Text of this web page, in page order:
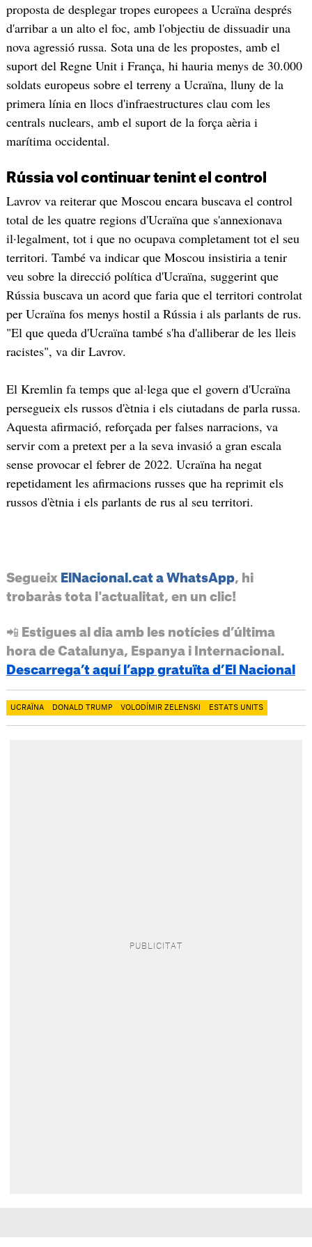
proposta de desplegar tropes europees a Ucraïna després
d'arribar a un alto el foc, amb l'objectiu de dissuadir una
nova agressió russa. Sota una de les propostes, amb el
suport del Regne Unit i França, hi hauria menys de 30.000
soldats europeus sobre el terreny a Ucraïna, lluny de la
primera línia en llocs d'infraestructures clau com les
centrals nuclears, amb el suport de la força aèria i
marítima occidental.
Rússia vol continuar tenint el control
Lavrov va reiterar que Moscou encara buscava el control
total de les quatre regions d'Ucraïna que s'annexionava
il·legalment, tot i que no ocupava completament tot el seu
territori. També va indicar que Moscou insistiria a tenir
veu sobre la direcció política d'Ucraïna, suggerint que
Rússia buscava un acord que faria que el territori controlat
per Ucraïna fos menys hostil a Rússia i als parlants de rus.
"El que queda d'Ucraïna també s'ha d'alliberar de les lleis
racistes", va dir Lavrov.
El Kremlin fa temps que al·lega que el govern d'Ucraïna
persegueix els russos d'ètnia i els ciutadans de parla russa.
Aquesta afirmació, reforçada per falses narracions, va
servir com a pretext per a la seva invasió a gran escala
sense provocar el febrer de 2022. Ucraïna ha negat
repetidament les afirmacions russes que ha reprimit els
russos d'ètnia i els parlants de rus al seu territori.
Segueix ElNacional.cat a WhatsApp, hi
trobaràs tota l'actualitat, en un clic!
📲 Estigues al dia amb les notícies d’última
hora de Catalunya, Espanya i Internacional.
Descarrega’t aquí l’app gratuïta d’El Nacional
UCRAÏNA DONALD TRUMP VOLODÍMIR ZELENSKI ESTATS UNITS